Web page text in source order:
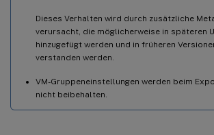
Dieses Verhalten wird durch zusätzliche
verursacht, die möglicherweise in späteren
hinzugefügt werden und in früheren
verstanden werden.
VM-Gruppeneinstellungen werden beim
nicht beibehalten.